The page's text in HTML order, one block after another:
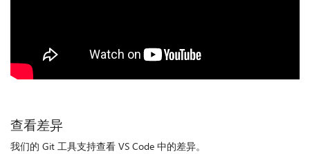
查看差异
我们的 Git 工具支持查看 VS Code 中的差异。